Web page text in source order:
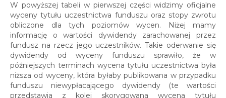
W powyższej tabeli w pierwszej części widzimy oficjalne
wyceny tytułu uczestnictwa funduszu oraz stopy zwrotu
obliczone dla tych poziomów wycen. Niżej mamy
informację o wartości dywidendy zarachowanej przez
fundusz na rzecz jego uczestników. Takie oderwanie się
dywidendy od wyceny funduszu sprawiło, że w
późniejszych terminach wycena tytułu uczestnictwa była
niższa od wyceny, która byłaby publikowana w przypadku
funduszu niewypłacającego dywidendy (te wartości
przedstawia z kolei skorygowana wycena tytułu